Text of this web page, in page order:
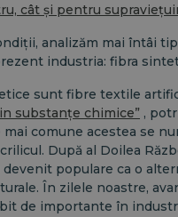
cât și pentru
analizăm mai întâi
industria: fibra
sunt fibre textile
substanțe chimice” ,
comune acestea se
După al Doilea
populare ca o
În zilele noastre,
de importante în